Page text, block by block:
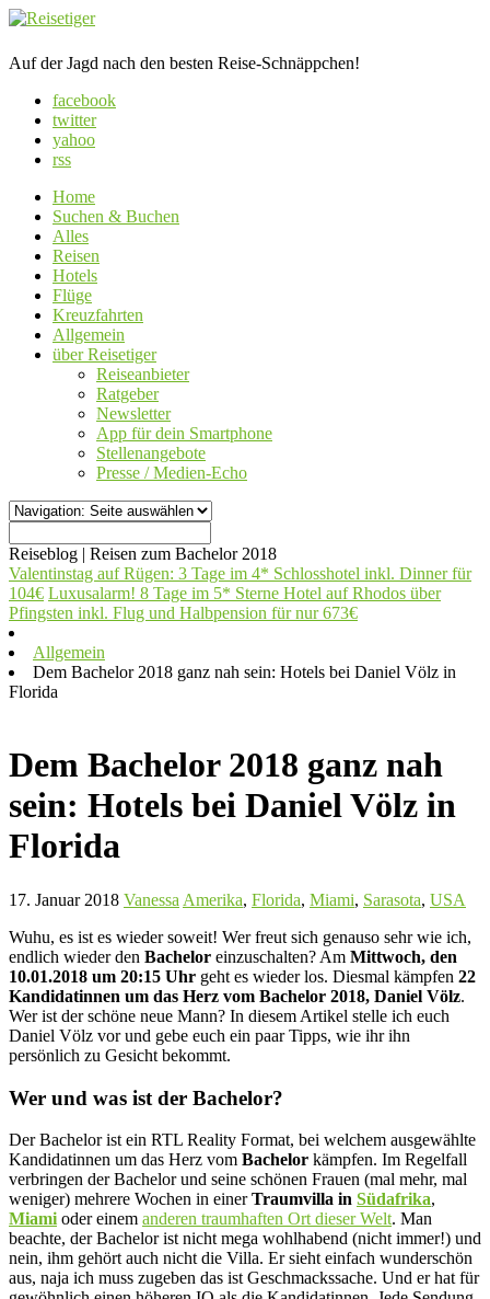
Auf der Jagd nach den besten Reise-Schnäppchen!
facebook
twitter
yahoo
rss
Home
Suchen & Buchen
Alles
Reisen
Hotels
Flüge
Kreuzfahrten
Allgemein
über Reisetiger
Reiseanbieter
Ratgeber
Newsletter
App für dein Smartphone
Stellenangebote
Presse / Medien-Echo
Reiseblog | Reisen zum Bachelor 2018
Valentinstag auf Rügen: 3 Tage im 4* Schlosshotel inkl. Dinner für
104€ Luxusalarm! 8 Tage im 5* Sterne Hotel auf Rhodos über
Pfingsten inkl. Flug und Halbpension für nur 673€
Allgemein
Dem Bachelor 2018 ganz nah sein: Hotels bei Daniel Völz in
Florida
Dem Bachelor 2018 ganz nah
sein: Hotels bei Daniel Völz in
Florida
17. Januar 2018 Vanessa Amerika, Florida, Miami, Sarasota, USA
Wuhu, es ist es wieder soweit! Wer freut sich genauso sehr wie ich,
endlich wieder den Bachelor einzuschalten? Am Mittwoch, den
10.01.2018 um 20:15 Uhr geht es wieder los. Diesmal kämpfen 22
Kandidatinnen um das Herz vom Bachelor 2018, Daniel Völz.
Wer ist der schöne neue Mann? In diesem Artikel stelle ich euch
Daniel Völz vor und gebe euch ein paar Tipps, wie ihr ihn
persönlich zu Gesicht bekommt.
Wer und was ist der Bachelor?
Der Bachelor ist ein RTL Reality Format, bei welchem ausgewählte
Kandidatinnen um das Herz vom Bachelor kämpfen. Im Regelfall
verbringen der Bachelor und seine schönen Frauen (mal mehr, mal
weniger) mehrere Wochen in einerTraumvilla in Südafrika,
Miami oder einem anderen traumhaften Ort dieser Welt. Man
beachte, der Bachelor ist nicht mega wohlhabend (nicht immer!) und
nein, ihm gehört auch nicht die Villa. Er sieht einfach wunderschön
aus, naja ich muss zugeben das ist Geschmackssache. Und er hat für